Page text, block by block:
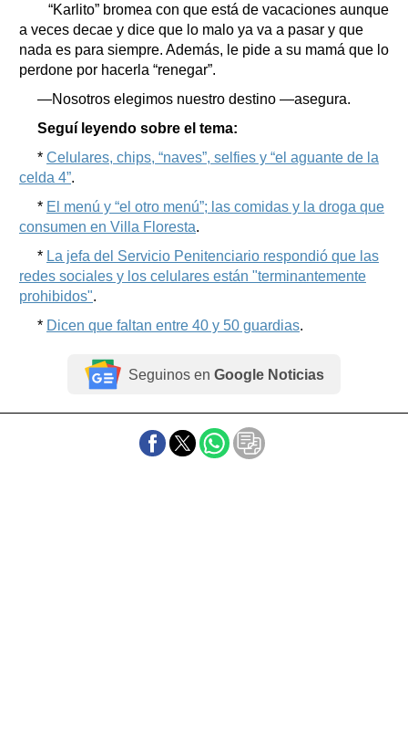
“Karlito” bromea con que está de vacaciones aunque
a veces decae y dice que lo malo ya va a pasar y que
nada es para siempre. Además, le pide a su mamá que lo
perdone por hacerla “renegar”.
—Nosotros elegimos nuestro destino —asegura.
Seguí leyendo sobre el tema:
* Celulares, chips, “naves”, selfies y “el aguante de la
celda 4”.
* El menú y “el otro menú”; las comidas y la droga que
consumen en Villa Floresta.
* La jefa del Servicio Penitenciario respondió que las
redes sociales y los celulares están "terminantemente
prohibidos".
* Dicen que faltan entre 40 y 50 guardias.
Seguinos en Google Noticias